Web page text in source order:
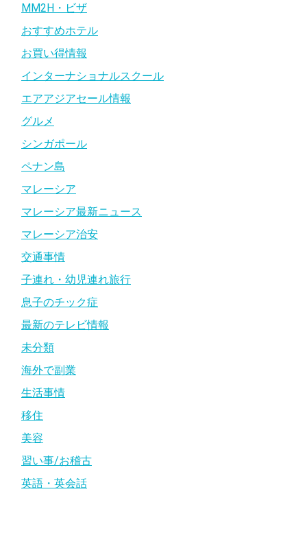
MM2H・ビザ
おすすめホテル
お買い得情報
インターナショナルスクール
エアアジアセール情報
グルメ
シンガポール
ペナン島
マレーシア
マレーシア最新ニュース
マレーシア治安
交通事情
子連れ・幼児連れ旅行
息子のチック症
最新のテレビ情報
未分類
海外で副業
生活事情
移住
美容
習い事/お稽古
英語・英会話